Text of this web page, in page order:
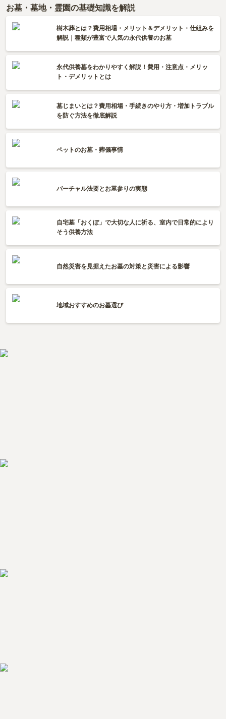
お墓・墓地・霊園の基礎知識を解説
樹木葬とは？費用相場・メリット＆デメリット・仕組みを
解説｜種類が豊富で人気の永代供養のお墓
永代供養墓をわかりやすく解説！費用・注意点・メリッ
ト・デメリットとは
墓じまいとは？費用相場・手続きのやり方・増加トラブル
を防ぐ方法を徹底解説
ペットのお墓・葬儀事情
バーチャル法要とお墓参りの実態
自宅墓「おくぼ」で大切な人に祈る、室内で日常的により
そう供養方法
自然災害を見据えたお墓の対策と災害による影響
地域おすすめのお墓選び